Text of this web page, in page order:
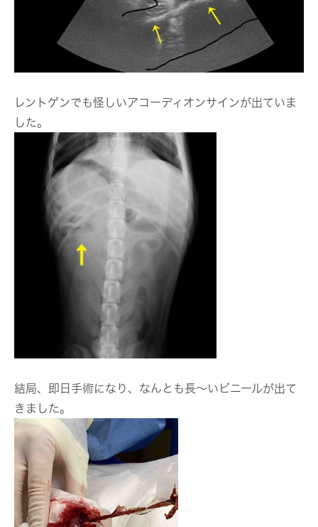
レントゲンでも怪しいアコーディオンサインが出ていま
した。
結局、即日手術になり、なんとも長〜いビニールが出て
きました。